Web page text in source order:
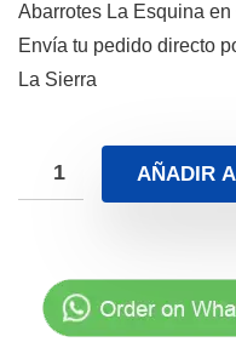
Abarrotes La Esquina
Envía tu pedido directo
La Sierra
AÑADIR